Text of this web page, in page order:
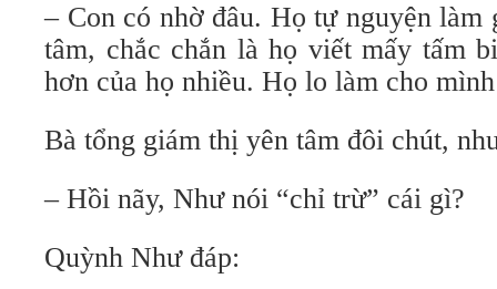
– Con có nhờ đâu. Họ tự nguyện
tâm, chắc chắn là họ viết mấy tấm
hơn của họ nhiều. Họ lo làm cho
Bà tổng giám thị yên tâm đôi chút,
– Hồi nãy, Như nói “chỉ trừ” cái gì?
Quỳnh Như đáp: